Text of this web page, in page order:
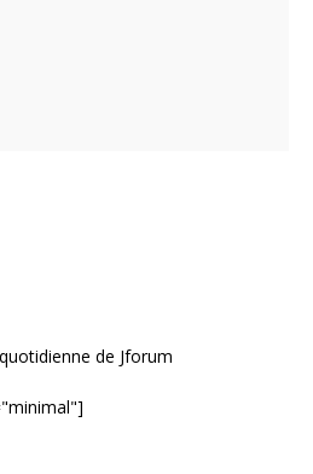
de Jforum